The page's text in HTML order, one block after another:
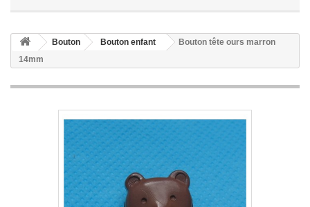
Bouton Bouton enfant
Bouton tête ours marron
14mm